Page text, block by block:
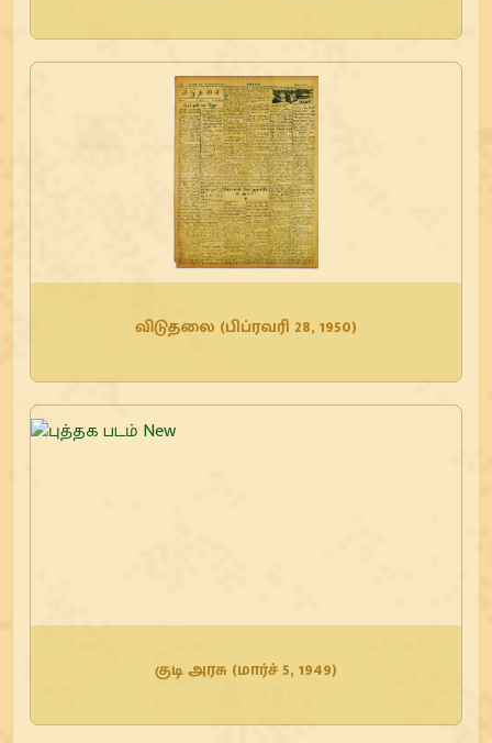
விடுதலை (பிப்ரவரி 28, 1950)
குடி அரசு (மார்ச் 5, 1949)